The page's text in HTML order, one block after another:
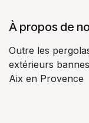
À propos de
Outre les
extérieurs
Aix en Provence